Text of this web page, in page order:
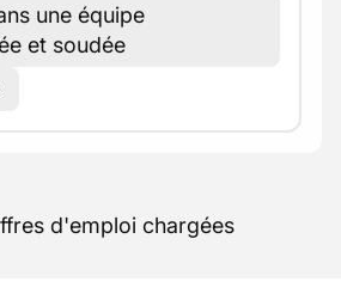
une équipe
et soudée
d'emploi chargées